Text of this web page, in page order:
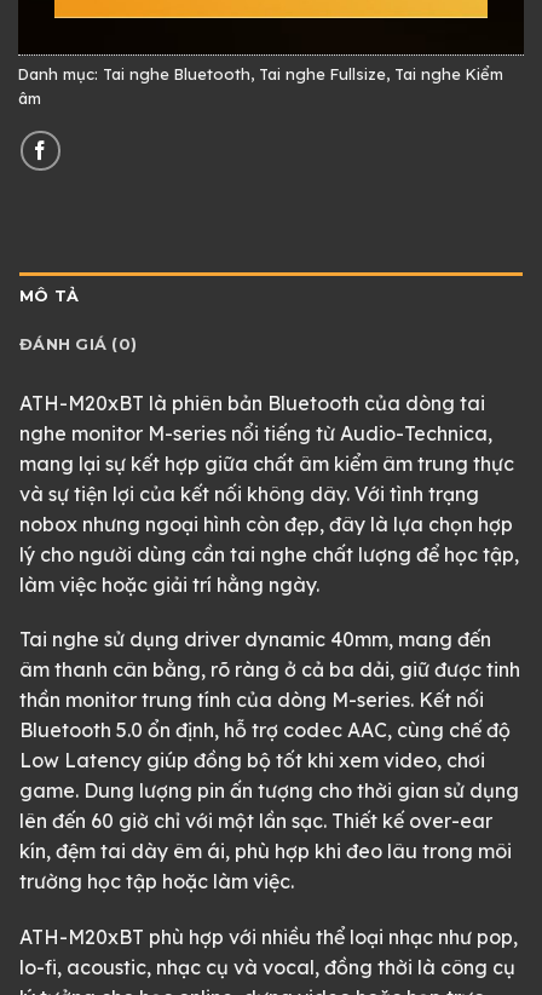
Danh mục: Tai nghe Bluetooth, Tai nghe Fullsize, Tai nghe Kiểm
âm
MÔ TẢ
ĐÁNH GIÁ (0)
ATH-M20xBT là phiên bản Bluetooth của dòng tai
nghe monitor M-series nổi tiếng từ Audio-Technica,
mang lại sự kết hợp giữa chất âm kiểm âm trung thực
và sự tiện lợi của kết nối không dây. Với tình trạng
nobox nhưng ngoại hình còn đẹp, đây là lựa chọn hợp
lý cho người dùng cần tai nghe chất lượng để học tập,
làm việc hoặc giải trí hằng ngày.
Tai nghe sử dụng driver dynamic 40mm, mang đến
âm thanh cân bằng, rõ ràng ở cả ba dải, giữ được tinh
thần monitor trung tính của dòng M-series. Kết nối
Bluetooth 5.0 ổn định, hỗ trợ codec AAC, cùng chế độ
Low Latency giúp đồng bộ tốt khi xem video, chơi
game. Dung lượng pin ấn tượng cho thời gian sử dụng
lên đến 60 giờ chỉ với một lần sạc. Thiết kế over-ear
kín, đệm tai dày êm ái, phù hợp khi đeo lâu trong môi
trường học tập hoặc làm việc.
ATH-M20xBT phù hợp với nhiều thể loại nhạc như pop,
lo-fi, acoustic, nhạc cụ và vocal, đồng thời là công cụ